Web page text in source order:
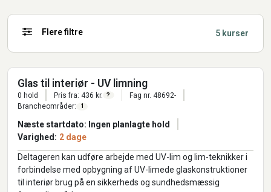
Flere filtre 5 kurser
Glas til interiør - UV limning
0 hold Pris fra: 436 kr. ?
Fag nr. 48692-
Brancheområder:
1
Næste startdato: Ingen planlagte hold
Varighed: 2 dage
Deltageren kan udføre arbejde med UV-lim og lim-teknikker i
forbindelse med opbygning af UV-limede glaskonstruktioner
til interiør brug på en sikkerheds og sundhedsmæssig